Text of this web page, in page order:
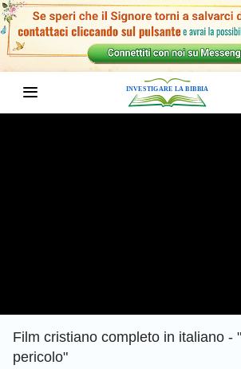
Film cristiano completo in italiano -
pericolo"